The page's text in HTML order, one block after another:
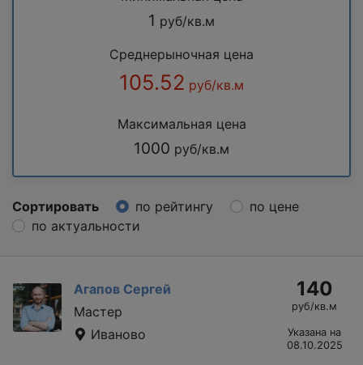
1 руб/кв.м
Среднерыночная цена
105.52 руб/кв.м
Максимальная цена
1000 руб/кв.м
Сортировать по рейтингу
по цене
по актуальности
Агапов Сергей
Мастер
Иваново
140
руб/кв.м
Указана на
08.10.2025